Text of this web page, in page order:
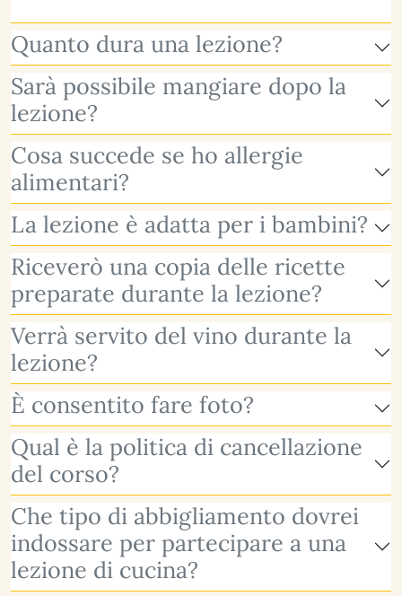
Quanto dura una lezione?
Sarà possibile mangiare dopo la
lezione?
Cosa succede se ho allergie
alimentari?
La lezione è adatta per i bambini?
Riceverò una copia delle ricette
preparate durante la lezione?
Verrà servito del vino durante la
lezione?
È consentito fare foto?
Qual è la politica di cancellazione
del corso?
Che tipo di abbigliamento dovrei
indossare per partecipare a una
lezione di cucina?